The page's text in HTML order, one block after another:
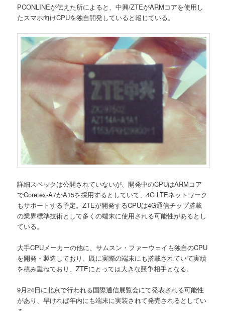
PCONLINEが伝えた所によると、中興/ZTEがARMコアを使用し
たスマホ向けCPUを独自開発していると報じている。
詳細スペックは公開されていないが、開発中のCPUはARMコア
でCoretex-A7かA15を採用するとしていて、4G LTEネットワーク
もサポートする予定。ZTEが開発するCPUは4G通信チップ搭載
の業界標準技術として多くの端末に使用される可能性があるとし
ている。
大手CPUメーカーの他に、サムスン・ファーウェイも独自のCPU
を開発・製造しており、既に実際の端末にも搭載されていて実績
を積み重ねており、ZTEにとっては大きな競争相手となる。
9月24日に北京で行われる国際通信展覧会にて発表される可能性
があり、早ければ年内にも端末に実装されて発売されるとしてい